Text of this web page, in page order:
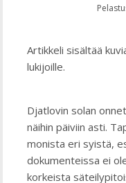
Artikkeli sisältää
lukijoille.
Djatlovin solan
näihin päiviin asti.
monista eri syistä,
dokumenteissa ei
korkeista